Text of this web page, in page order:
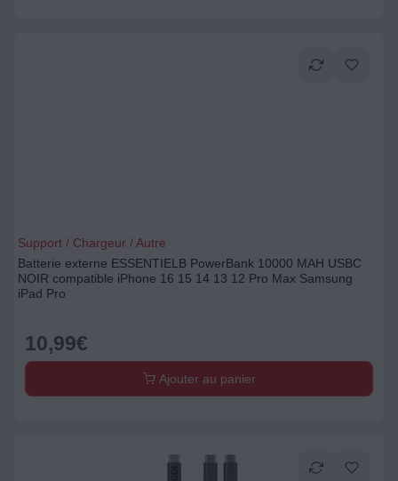
Support / Chargeur / Autre
Batterie externe ESSENTIELB PowerBank 10000 MAH USBC
NOIR compatible iPhone 16 15 14 13 12 Pro Max Samsung
iPad Pro
10,99€
Ajouter au panier